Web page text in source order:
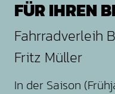
FÜR IHREN
Fahrradverleih
Fritz Müller
In der Saison